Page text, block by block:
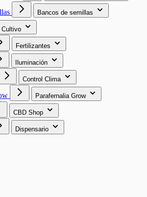
Bancos de semillas
Cultivo
Fertilizantes
Iluminación
Control Clima
Parafernalia Grow
CBD Shop
Dispensario